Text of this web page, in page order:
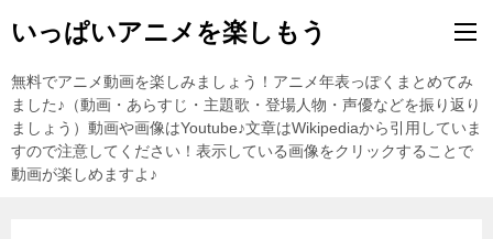
いっぱいアニメを楽しもう
無料でアニメ動画を楽しみましょう！アニメ年表っぽくまとめてみ
ました♪（動画・あらすじ・主題歌・登場人物・声優などを振り返り
ましょう）動画や画像はYoutube♪文章はWikipediaから引用していま
すので注意してください！表示している画像をクリックすることで
動画が楽しめますよ♪